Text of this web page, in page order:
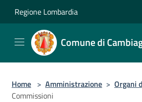
Regione Lombardia
Comune di
Home > Amministrazione > Organi
Commissioni